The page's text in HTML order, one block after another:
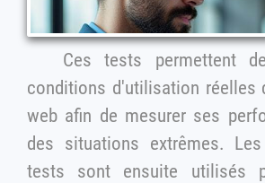
Ces tests permettent
conditions d'utilisation réelles
web afin de mesurer ses performances dans
des situations extrêmes. Les
tests sont ensuite utilisés